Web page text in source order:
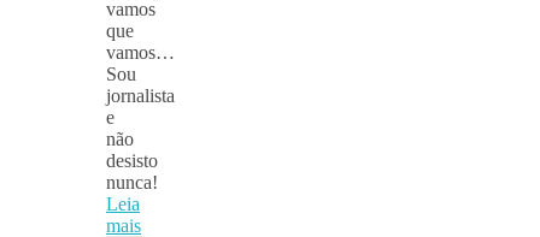
vamos
que
vamos…
Sou
jornalista
e
não
desisto
nunca!
Leia
mais